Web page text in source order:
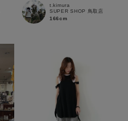
t.kimura
SUPER SHOP 鳥取店
166cm